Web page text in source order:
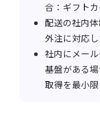
合：ギフト
配送の社内
外注に対応
社内にメー
基盤がある
取得を最小